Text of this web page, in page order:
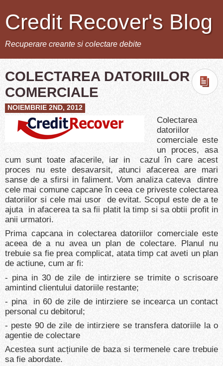
Credit Recover's Blog
Recuperare creante si colectare debite
COLECTAREA DATORIILOR
COMERCIALE
NOIEMBRIE 2ND, 2012
Colectarea
datoriilor
comerciale este
un proces, asa
cum sunt toate afacerile, iar in cazul în care acest
proces nu este desavarsit, atunci afacerea are mari
sanse de a sfirsi in faliment. Vom analiza cateva dintre
cele mai comune capcane în ceea ce priveste colectarea
datoriilor si cele mai usor de evitat. Scopul este de a te
ajuta in afacerea ta sa fii platit la timp si sa obtii profit in
anii urmatori.
Prima capcana in colectarea datoriilor comerciale este
aceea de a nu avea un plan de colectare. Planul nu
trebuie sa fie prea complicat, atata timp cat aveti un plan
de actiune, cum ar fi:
- pina in 30 de zile de intirziere se trimite o scrisoare
amintind clientului datoriile restante;
- pina in 60 de zile de intirziere se incearca un contact
personal cu debitorul;
- peste 90 de zile de intirziere se transfera datoriile la o
agentie de colectare
Acestea sunt acțiunile de baza si termenele care trebuie
sa fie abordate.